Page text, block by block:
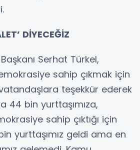
DİYECEĞİZ
Serhat Türkel,
sahip çıkmak için
teşekkür ederek
44 bin yurttaşımıza,
sahip çıktığı için
yurttaşımız geldi ama en